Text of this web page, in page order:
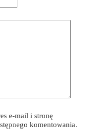
e-mail i stronę
komentowania.